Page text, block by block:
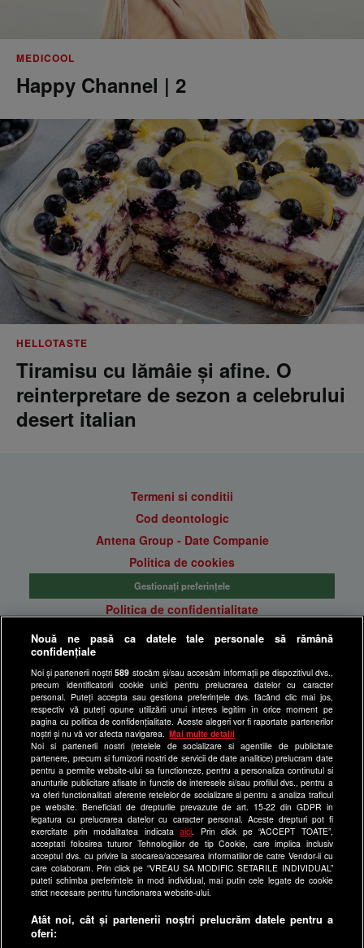
MEDICOOL
Happy Channel | 2
HELLOTASTE
Tiramisu cu lămâie și afine. O
reinterpretare de sezon a celebrului
desert italian
Termeni si conditii
Cod deontologic
Antena Group - Date Companie
Politica de cookies
Gestionați preferințele
Politica de confidentialitate
Anunturi gratuite pe Lajumate.ro
Program Happy Channel
Echipa editorială
Site-uri Antena Group
a1.ro
antenastars.ro
as.ro
catine.ro
chefi.ro
deparinti.ro
medicool.ro
spynews.ro
Nouă ne pasă ca datele tale personale să rămână
confidențiale
Noi și partenerii noștri589 stocăm și/sau accesăm informații pe dispozitivul dvs.,
precum identificatorii cookie unici pentru prelucrarea datelor cu caracter
personal. Puteți accepta sau gestiona preferințele dvs. făcând clic mai jos,
respectiv vă puteți opune utilizării unui interes legitim în orice moment pe
pagina cu politica de confidențialitate. Aceste alegeri vor fi raportate partenerilor
noștri și nu vă vor afecta navigarea.
Mai multe detalii
Noi si partenerii nostri (retelele de socializare si agentiile de publicitate
partenere, precum si furnizorii nostri de servicii de date analitice) prelucram date
pentru a permite website-ului sa functioneze, pentru a personaliza continutul si
anunturile publicitare afisate in functie de interesele si/sau profilul dvs., pentru a
va oferi functionalitati aferente retelelor de socializare si pentru a analiza traficul
pe website. Beneficiati de drepturile prevazute de art. 15-22 din GDPR in
legatura cu prelucrarea datelor cu caracter personal. Aceste drepturi pot fi
exercitate prin modalitatea indicataaici . Prin click pe “ACCEPT TOATE”,
acceptati folosirea tuturor Tehnologiilor de tip Cookie, care implica inclusiv
acceptul dvs. cu privire la stocarea/accesarea informatiilor de catre Vendor-ii cu
care colaboram. Prin click pe “VREAU SA MODIFIC SETARILE INDIVIDUAL”
puteti schimba preferintele in mod individual, mai putin cele legate de cookie
strict necesare pentru functionarea website-ului.
Atât noi, cât și partenerii noștri prelucrăm datele pentru a
oferi: